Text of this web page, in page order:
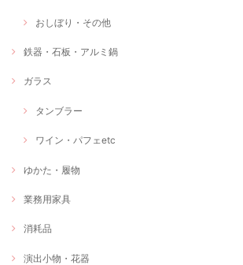
おしぼり・その他
鉄器・石板・アルミ鍋
ガラス
タンブラー
ワイン・パフェetc
ゆかた・履物
業務用家具
消耗品
演出小物・花器